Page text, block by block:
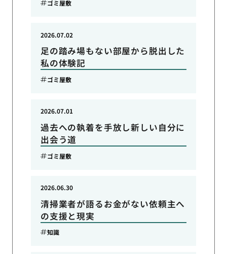
ゴミ屋敷
足の踏み場もない部屋から脱出した
私の体験記
2026.07.02
ゴミ屋敷
過去への執着を手放し新しい自分に
出会う道
2026.07.01
ゴミ屋敷
清掃業者が語るお金がない依頼主へ
の支援と現実
2026.06.30
知識